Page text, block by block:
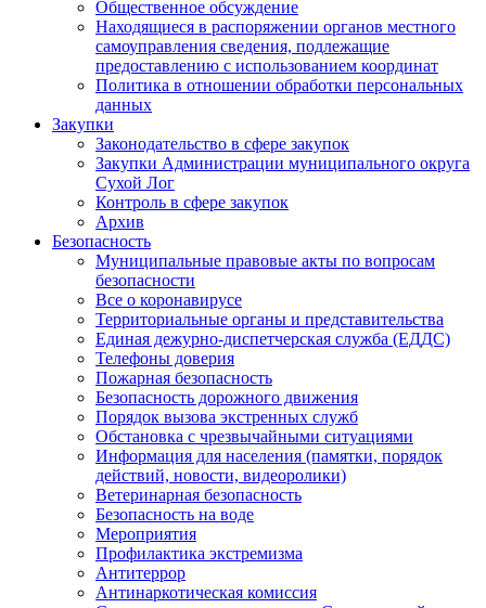
Общественное обсуждение
Находящиеся в распоряжении органов местного
самоуправления сведения, подлежащие
предоставлению с использованием координат
Политика в отношении обработки персональных
данных
Закупки
Законодательство в сфере закупок
Закупки Администрации муниципального округа
Сухой Лог
Контроль в сфере закупок
Архив
Безопасность
Муниципальные правовые акты по вопросам
безопасности
Все о коронавирусе
Территориальные органы и представительства
Единая дежурно-диспетчерская служба (ЕДДС)
Телефоны доверия
Пожарная безопасность
Безопасность дорожного движения
Порядок вызова экстренных служб
Обстановка с чрезвычайными ситуациями
Информация для населения (памятки, порядок
действий, новости, видеоролики)
Ветеринарная безопасность
Безопасность на воде
Мероприятия
Профилактика экстремизма
Антитеррор
Антинаркотическая комиссия